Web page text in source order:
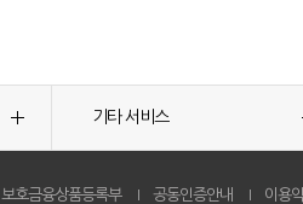
기타 서비스
보호금융상품등록부 공동인증안내 이용